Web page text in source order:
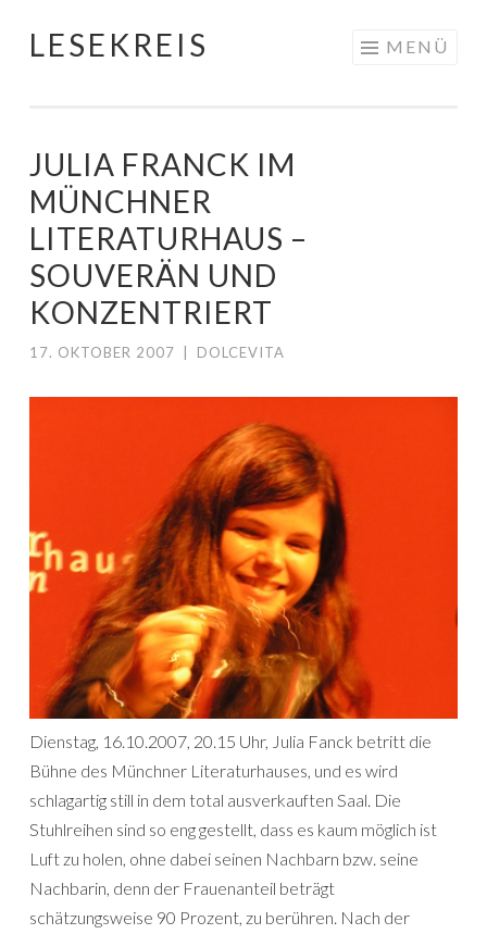
Springe
LESEKREIS MENÜ
JULIA FRANCK IM
MÜNCHNER
LITERATURHAUS –
SOUVERÄN UND
KONZENTRIERT
17. OKTOBER 2007 DOLCEVITA
Dienstag, 16.10.2007, 20.15 Uhr, Julia Fanck betritt die
Bühne des Münchner Literaturhauses, und es wird
schlagartig still in dem total ausverkauften Saal. Die
Stuhlreihen sind so eng gestellt, dass es kaum möglich ist
Luft zu holen, ohne dabei seinen Nachbarn bzw. seine
Nachbarin, denn der Frauenanteil beträgt
schätzungsweise 90 Prozent, zu berühren. Nach der